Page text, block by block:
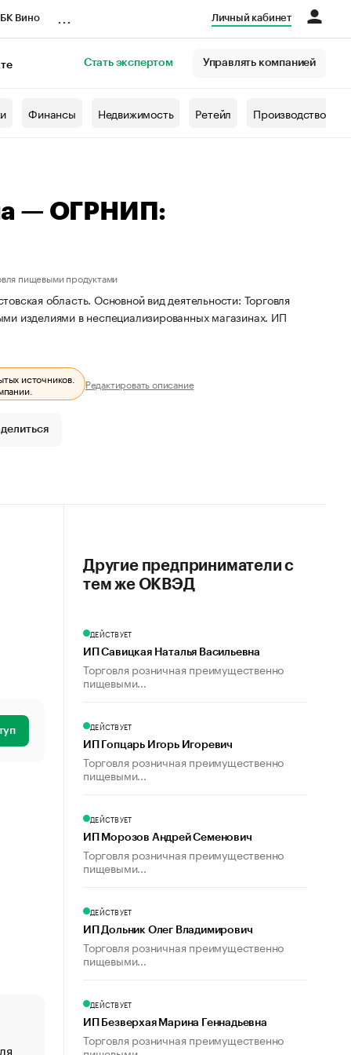
Вино Личный кабинет
Стать экспертом Управлять компанией
Финансы Недвижимость Ретейл Производство
— ОГРНИП:
пищевыми продуктами
область. Основной вид деятельности: Торговля
изделиями в неспециализированных магазинах. ИП
источников.
Редактировать описание
«От спорта тело стареет иначе». Как живет глава
Другие предприниматели с
тем же ОКВЭД
ДЕЙСТВУЕТ
ИП Савицкая Наталья Васильевна
Торговля розничная преимущественно
пищевыми...
ДЕЙСТВУЕТ
ИП Гопцарь Игорь Игоревич
Торговля розничная преимущественно
пищевыми...
ДЕЙСТВУЕТ
ИП Морозов Андрей Семенович
Торговля розничная преимущественно
пищевыми...
ДЕЙСТВУЕТ
ИП Дольник Олег Владимирович
Торговля розничная преимущественно
пищевыми...
ДЕЙСТВУЕТ
ИП Безверхая Марина Геннадьевна
Торговля розничная преимущественно